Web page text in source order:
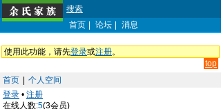
搜索
首页
论坛 消息
使用此功能，请先登录或注册。
top
首页
个人空间
登录 • 注册
在线人数:5(3会员)